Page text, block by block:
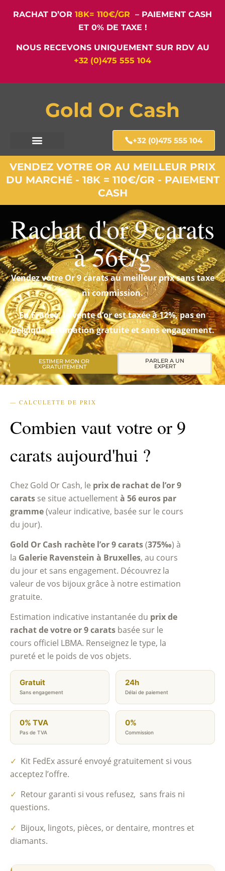
RACHAT D’OR 18K= 110€/GR – PAIEMENT CASH
ET 0% DE TAXE !
NOUS RECEVONS UNIQUEMENT SUR RDV AU
+32 (0)475 555 104
Gold Or Cash
+32 (0)475 555 104
VENDEZ VOTRE OR AU MEILLEUR PRIX
DU MARCHÉ - 18K = 110€/GR - PAIEMENT
CASH
Rachat d'or 9 carats
à 56€/g
Vendez votre Or 9 carats au meilleur prix sans taxe
ni commission.
En France, la vente d’or est taxée à 12%, pas en
Belgique. Estimation gratuite et sans engagement.
ESTIMER MON OR
GRATUITEMENT
PARLER A UN
EXPERT
— CALCULETTE DE PRIX
Combien vaut votre or 9
carats aujourd'hui ?
Chez Gold Or Cash, le prix de rachat de l’or 9
carats se situe actuellementà 56 euros par
gramme(valeur indicative, basée sur le cours
du jour).
Gold Or Cash rachète l’or 9 carats(375‰) à
la Galerie Ravenstein à Bruxelles, au cours
du jour et sans engagement. Découvrez la
valeur de vos bijoux grâce à notre estimation
gratuite.
Estimation indicative instantanée du prix de
rachat de votre or 9 carats basée sur le
cours officiel LBMA. Renseignez le type, la
pureté et le poids de vos objets.
Gratuit
Sans engagement
24h
Délai de paiement
0% TVA
Pas de TVA
0%
Commission
✓ Kit FedEx assuré envoyé gratuitement si vous
acceptez l’offre.
✓ Retour garanti si vous refusez, sans frais ni
questions.
✓ Bijoux, lingots, pièces, or dentaire, montres et
diamants.